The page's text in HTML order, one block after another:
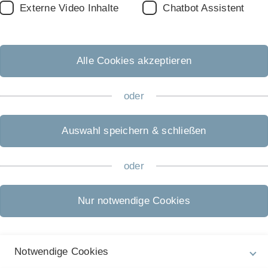
Kompaktheit, Baumeigenschaft, ...)
Wissenrepräsentation (Erfüllbarkeit, Klassifikation,
Hypertableau, Resolution, Consequence-Based
vorgestellten Algoritmen)
nach Absprache können die VL auch 15 min früher beginnen
Externe Video Inhalte Chatbot Assistent
Alle Cookies akzeptieren
oder
Auswahl speichern & schließen
oder
Nur notwendige Cookies
Notwendige Cookies